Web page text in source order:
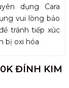
dụng Cara
vui lòng bảo
tránh tiếp xúc
bị oxi hóa
ĐÍNH KIM